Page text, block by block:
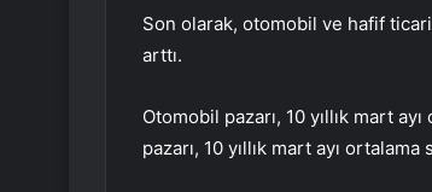
Son olarak, otomobil ve hafif ticari
arttı.
Otomobil pazarı, 10 yıllık mart
pazarı, 10 yıllık mart ayı